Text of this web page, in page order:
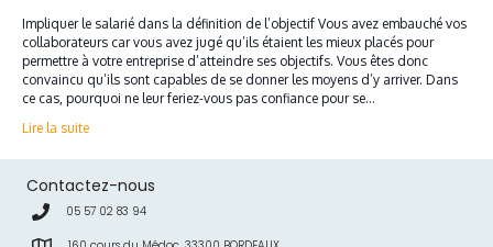
Impliquer le salarié dans la définition de l’objectif Vous avez embauché vos
collaborateurs car vous avez jugé qu’ils étaient les mieux placés pour
permettre à votre entreprise d’atteindre ses objectifs. Vous êtes donc
convaincu qu’ils sont capables de se donner les moyens d’y arriver. Dans
ce cas, pourquoi ne leur feriez-vous pas confiance pour se…
Lire la suite
Contactez-nous
05 57 02 83 94